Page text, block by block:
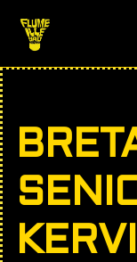
Aller
au